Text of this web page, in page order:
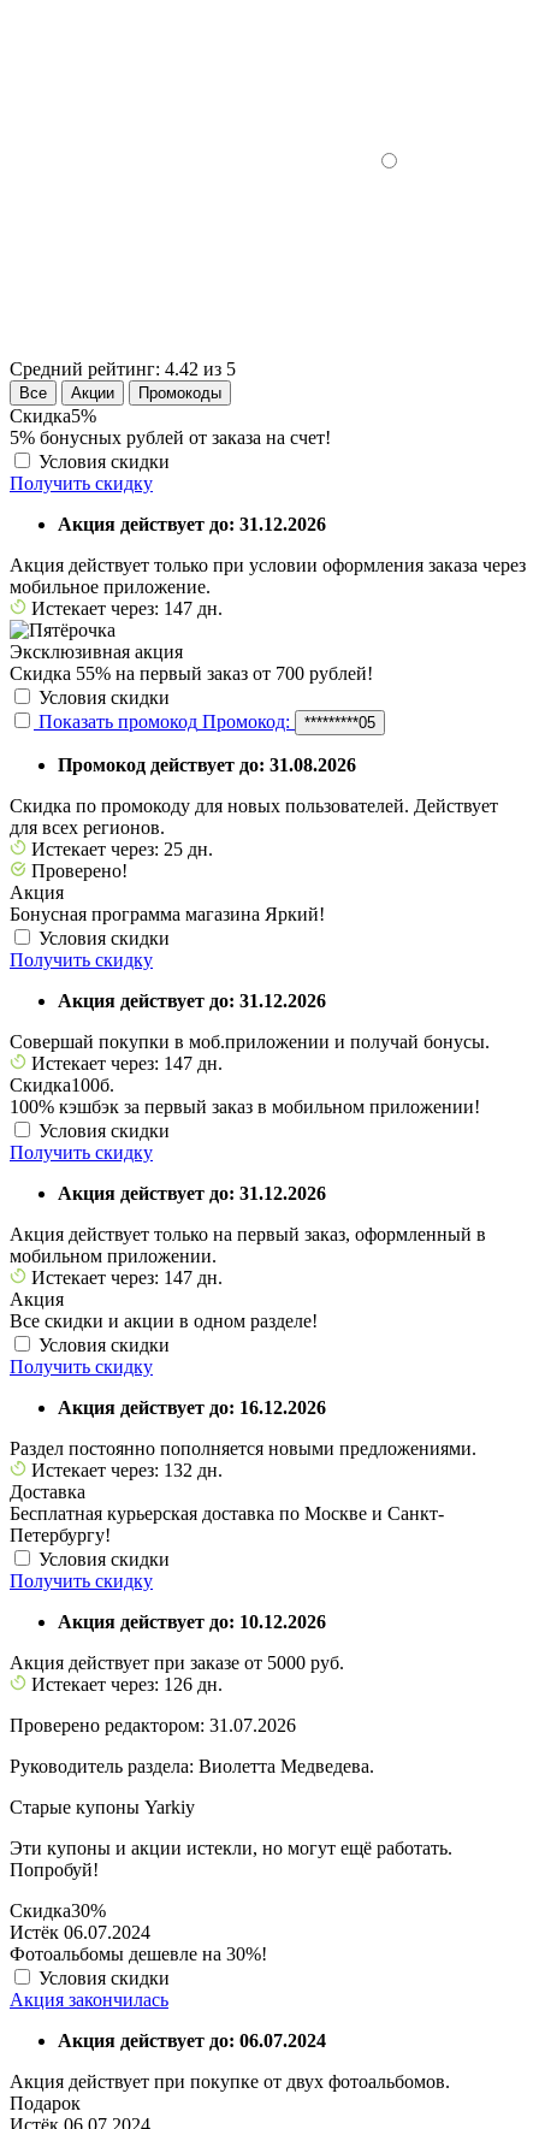
Средний рейтинг: 4.42 из 5
Все Акции Промокоды
Скидка5%
5% бонусных рублей от заказа на счет!
Условия скидки
Получить скидку
Акция действует до: 31.12.2026
Акция действует только при условии оформления заказа через
мобильное приложение.
Истекает через: 147 дн.
Эксклюзивная акция
Скидка 55% на первый заказ от 700 рублей!
Условия скидки
Показать промокод Промокод: *********05
Промокод действует до: 31.08.2026
Скидка по промокоду для новых пользователей. Действует
для всех регионов.
Истекает через: 25 дн.
Проверено!
Акция
Бонусная программа магазина Яркий!
Условия скидки
Получить скидку
Акция действует до: 31.12.2026
Совершай покупки в моб.приложении и получай бонусы.
Истекает через: 147 дн.
Скидка100б.
100% кэшбэк за первый заказ в мобильном приложении!
Условия скидки
Получить скидку
Акция действует до: 31.12.2026
Акция действует только на первый заказ, оформленный в
мобильном приложении.
Истекает через: 147 дн.
Акция
Все скидки и акции в одном разделе!
Условия скидки
Получить скидку
Акция действует до: 16.12.2026
Раздел постоянно пополняется новыми предложениями.
Истекает через: 132 дн.
Доставка
Бесплатная курьерская доставка по Москве и Санкт-
Петербургу!
Условия скидки
Получить скидку
Акция действует до: 10.12.2026
Акция действует при заказе от 5000 руб.
Истекает через: 126 дн.
Проверено редактором: 31.07.2026
Руководитель раздела: Виолетта Медведева.
Старые купоны Yarkiy
Эти купоны и акции истекли, но могут ещё работать.
Попробуй!
Скидка30%
Истёк 06.07.2024
Фотоальбомы дешевле на 30%!
Условия скидки
Акция закончилась
Акция действует до: 06.07.2024
Акция действует при покупке от двух фотоальбомов.
Подарок
Истёк 06.07.2024